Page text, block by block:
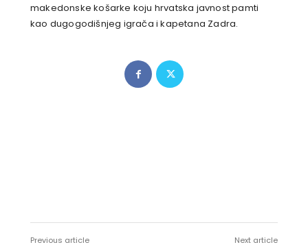
makedonske košarke koju hrvatska javnost pamti
kao dugogodišnjeg igrača i kapetana Zadra.
Previous article Next article